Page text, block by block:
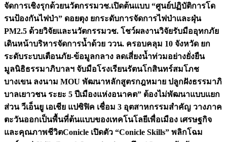
จัดการเชิงรุกด้วยนวัตกรรมวช.เปิดต้นแบบ “ศูนย์ปฏิบัติการโด
รนป้องกันไฟป่า” ดอยตุง ยกระดับการจัดการไฟป่าและฝุ่น
PM2.5 ด้วยวิจัยและนวัตกรรมวช. โชว์ผลงานวิจัยรับมืออุทกภัย
เดินหน้าบริหารจัดการน้ำด้วย ววน. ครอบคลุม 10 จังหวัด ยก
ระดับระบบเตือนภัย-ข้อมูลกลาง ลดเสี่ยงน้ำท่วมอย่างยั่งยืน
มูลนิธิธรรมาภิบาลฯ จับมือโรงเรียนรัตนโกสินทร์สมโภช
บางเขน ลงนาม MOU พัฒนาหลักสูตรกฎหมาย ปลูกฝังธรรมาภิ
บาลเยาวชน ระยะ 5 ปีเมืองแห่งอนาคต” ต้องไม่พัฒนาแบบแยก
ส่วน วีเอ็นยู เอเชีย แปซิฟิค เชื่อม 3 อุตสาหกรรมสำคัญ วางภาค
ตะวันออกเป็นพื้นที่ต้นแบบของเทคโนโลยีเพื่อเมือง เศรษฐกิจ
และคุณภาพชีวิตConicle เปิดตัว “Conicle Skills” พลิกโฉม